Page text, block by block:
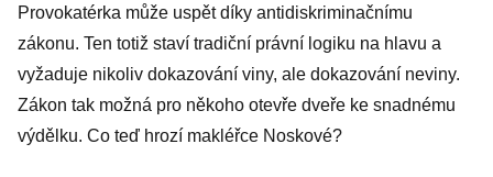
Provokatérka může uspět díky antidiskriminačnímu
zákonu. Ten totiž staví tradiční právní logiku na hlavu a
vyžaduje nikoliv dokazování viny, ale dokazování neviny.
Zákon tak možná pro někoho otevře dveře ke snadnému
výdělku. Co teď hrozí makléřce Noskové?